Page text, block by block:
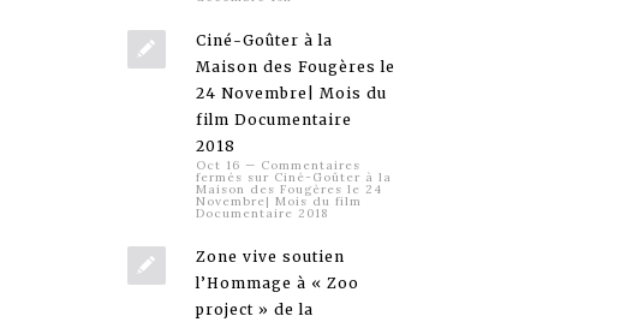
Ciné-Goûter à la
Maison des Fougères le
24 Novembre| Mois du
film Documentaire
2018
Oct 16 — Commentaires
fermés sur Ciné-Goûter à la
Maison des Fougères le 24
Novembre| Mois du film
Documentaire 2018
Zone vive soutien
l’Hommage à « Zoo
project » de la